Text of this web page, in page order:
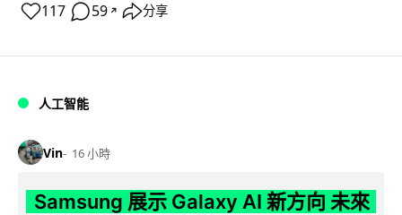
117 59 ↗ 分享
人工智能
Vin 16 小時
Samsung 展示 Galaxy AI 新方向 未來